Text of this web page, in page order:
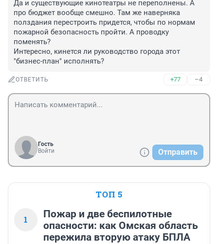
Да и существующие кинотеатры не переполнены. А
про бюджет вообще смешно. Там же наверняка
полздания перестроить придется, чтобы по нормам
пожарной безопасность пройти. А проводку
поменять?
Интересно, кинется ли руководство города этот
"бизнес-план" исполнять?
ОТВЕТИТЬ +77 –4
Гость
Войти
Отправить
ТОП 5
1
Пожар и две беспилотные
опасности: как Омская область
пережила вторую атаку БПЛА